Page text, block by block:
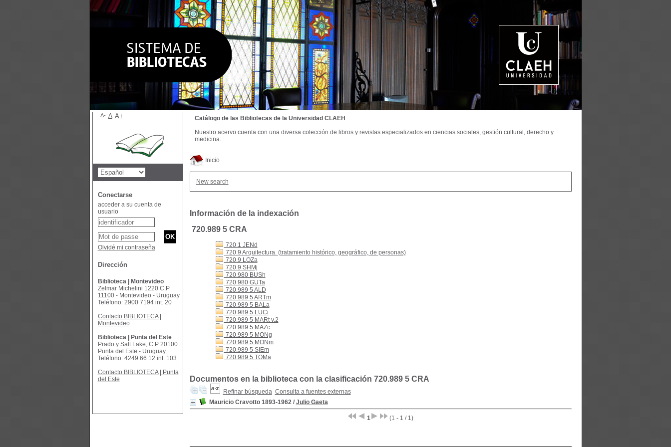
Inicio
New search
Información de la indexación
720.989 5 CRA
720.1 JENd
720.9 Arquitectura. (tratamiento histórico, geográfico, de personas)
720.9 LOZa
720.9 SHMj
720.980 BUSh
720.980 GUTa
720.989 5 ALD
720.989 5 ARTm
720.989 5 BALa
720.989 5 LUCi
720.989 5 MARt v.2
720.989 5 MAZc
720.989 5 MONg
720.989 5 MONm
720.989 5 SIEm
720.989 5 TOMa
Documentos en la biblioteca con la clasificación 720.989 5 CRA
Refinar búsqueda Consulta a fuentes externas
Mauricio Cravotto 1893-1962/ Julio Gaeta
1 (1 - 1 / 1)
Catálogo de las Bibliotecas de la Universidad CLAEH
Nuestro acervo cuenta con una diversa colección de libros y revistas especializados en ciencias sociales, gestión cultural, derecho y
medicina.
A- A A+
Conectarse
acceder a su cuenta de
usuario
Olvidé mi contraseña
Dirección
Biblioteca | Montevideo
Zelmar Michelini 1220 C.P
11100 - Montevideo - Uruguay
Teléfono: 2900 7194 int. 20
Contacto BIBLIOTECA |
Montevideo
Biblioteca | Punta del Este
Prado y Salt Lake, C.P 20100
Punta del Este - Uruguay
Teléfono: 4249 66 12 int. 103
Contacto BIBLIOTECA | Punta
del Este